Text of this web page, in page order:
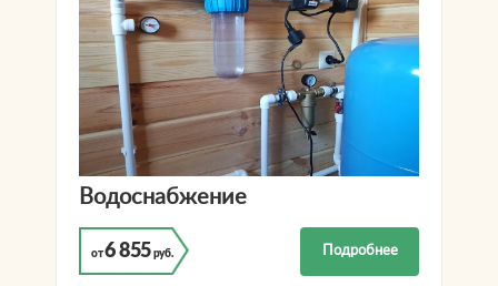
Водоснабжение
от6 855 руб. Подробнее